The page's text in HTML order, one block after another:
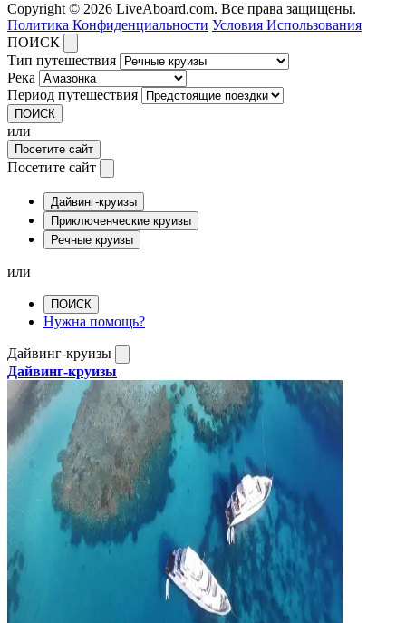
Copyright © 2026 LiveAboard.com. Все права защищены.
Политика Конфиденциальности Условия Использования
ПОИСК
Тип путешествия
Река
Период путешествия
ПОИСК
или
Посетите сайт
Посетите сайт
Дайвинг-круизы
Приключенческие круизы
Речные круизы
или
ПОИСК
Нужна помощь?
Дайвинг-круизы
Дайвинг-круизы